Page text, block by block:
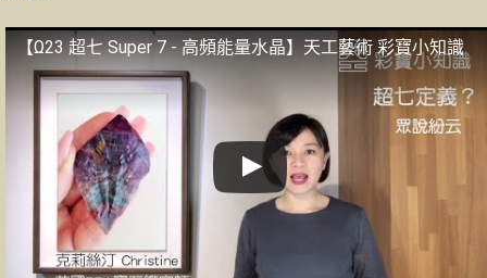
【Ω23 超七 Super 7 - 高頻能量水晶】天工藝術 彩寶小知識